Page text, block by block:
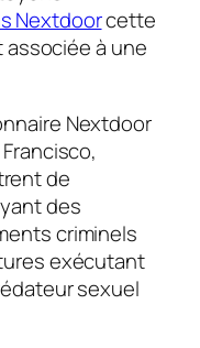
Nextdoorcette
associée à une
Nextdoor
de
des
criminels
exécutant
sexuel